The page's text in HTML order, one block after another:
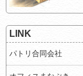
LINK
パトリ合同会社